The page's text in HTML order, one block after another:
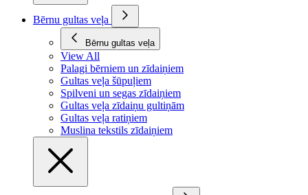
Bērnu gultas veļa
Bērnu gultas veļa
View All
Palagi bērniem un zīdaiņiem
Gultas veļa šūpuļiem
Spilveni un segas zīdaiņiem
Gultas veļa zīdaiņu gultiņām
Gultas veļa ratiņiem
Muslina tekstils zīdaiņiem